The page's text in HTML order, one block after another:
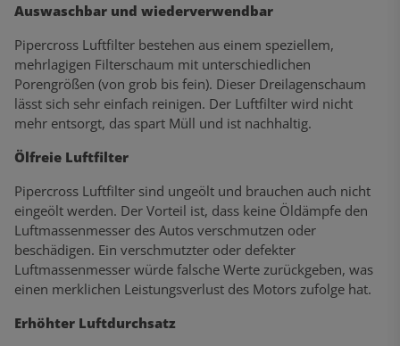
Auswaschbar und wiederverwendbar
Pipercross Luftfilter bestehen aus einem speziellem,
mehrlagigen Filterschaum mit unterschiedlichen
Porengrößen (von grob bis fein). Dieser Dreilagenschaum
lässt sich sehr einfach reinigen. Der Luftfilter wird nicht
mehr entsorgt, das spart Müll und ist nachhaltig.
Ölfreie Luftfilter
Pipercross Luftfilter sind ungeölt und brauchen auch nicht
eingeölt werden. Der Vorteil ist, dass keine Öldämpfe den
Luftmassenmesser des Autos verschmutzen oder
beschädigen. Ein verschmutzter oder defekter
Luftmassenmesser würde falsche Werte zurückgeben, was
einen merklichen Leistungsverlust des Motors zufolge hat.
Erhöhter Luftdurchsatz